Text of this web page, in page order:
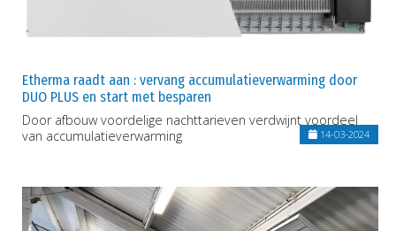
Etherma raadt aan : vervang accumulatieverwarming door
DUO PLUS en start met besparen
Door afbouw voordelige nachttarieven verdwijnt voordeel
van accumulatieverwarming
14-03-2024